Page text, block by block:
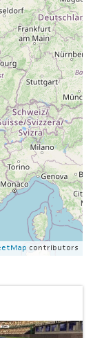
contributors